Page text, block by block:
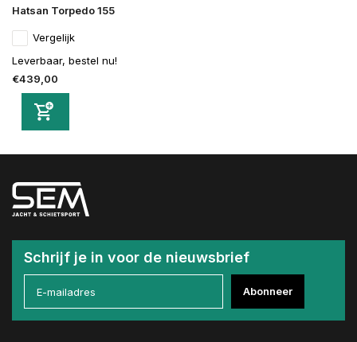
Hatsan Torpedo 155
Vergelijk
Leverbaar, bestel nu!
€439,00
Schrijf je in voor de nieuwsbrief
Abonneer